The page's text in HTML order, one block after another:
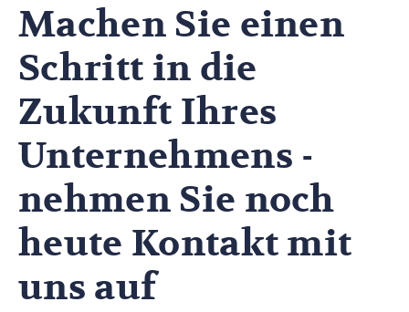
Machen Sie einen
Schritt in die
Zukunft Ihres
Unternehmens -
nehmen Sie noch
heute Kontakt mit
uns auf